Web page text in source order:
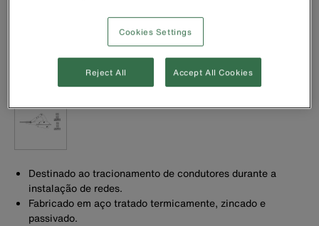
Destinado ao tracionamento de condutores durante a
instalação de redes.
Fabricado em aço tratado termicamente, zincado e
passivado.
Cookies Settings
Reject All Accept All Cookies